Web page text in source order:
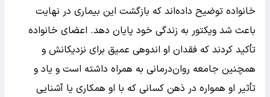
خانواده توضیح داده‌اند که بازگشت این بیماری در نهایت
باعث شد ویکتور به زندگی خود پایان دهد. اعضای خانواده
تأکید کردند که فقدان او اندوهی عمیق برای نزدیکانش و
همچنین جامعه روان‌درمانی به همراه داشته است و یاد و
تأثیر او همواره در ذهن کسانی که با او همکاری یا آشنایی